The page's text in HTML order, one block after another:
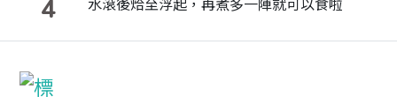
4 水滾後烚至浮起，再煮多一陣就可以食啦